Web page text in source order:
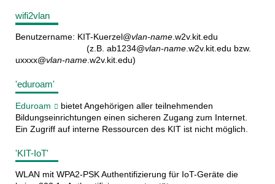
wifi2vlan
Benutzername: KIT-Kuerzel@vlan-name.w2v.kit.edu
(z.B. ab1234@vlan-name.w2v.kit.edu bzw.
uxxxx@vlan-name.w2v.kit.edu)
'eduroam'
Eduroam
bietet Angehörigen aller teilnehmenden
Bildungseinrichtungen einen sicheren Zugang zum Internet.
Ein Zugriff auf interne Ressourcen des KIT ist nicht möglich.
'KIT-IoT'
WLAN mit WPA2-PSK Authentifizierung für IoT-Geräte die